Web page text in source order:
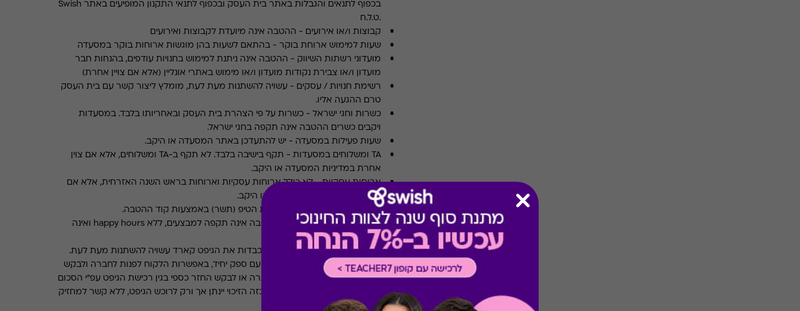
בכפוף לתנאים והגבלות באתר בית העסק ובכפוף לתנאי התקנון המופיעים באתר Swish
.ט.ל.ח
קבוצות ו/או אירועים - ההטבה אינה מיועדת לקבוצות ואירועים
שעות למימוש ארוחת בוקר -בהתאם לשעות בהן מוגשות ארוחות בוקר במסעדה
מועדוני רשתות השיווק - ההטבה אינה ניתנת למימוש בחנויות עודפים, בהנחות חבר
מועדון ו/או צבירת נקודות מועדון ו/או מימוש באתרי אונליין (אלא אם צויין אחרת)
רשימת חנויות / עסקים -עשויה להשתנות מעת לעת, מומלץ ליצור קשר עם בית העסק
טרם ההגעה אליו.
כשרות וחגי ישראל -כשרות על פי הצהרת בית העסק ובאחריותו בלבד. במסעדות
ויקבים כשרים ההטבה אינה תקפה בחגי ישראל.
שעות פעילות במסעדה -יש להתעדכן באתר המסעדה או היקב.
TA ומשלוחים במסעדות
-
תקף בישיבה בלבד. לא תקף ב-TA ומשלוחים, אלא אם צוין
אחרת במדיניות המסעדה או היקב.
ארוחות עסקיות-לא כולל ארוחות עסקיות וארוחות בראש השנה האזרחית, אלא אם
צוין אחרת במדיניות המסעדה או היקב.
תשלום תשר
לא ניתן לשלם את הטיפ (תשר) באמצעות קוד ההטבה.
מבצעים במסעדות/יקבים
ההטבה אינה תקפה למבצעים, ללא happy hours ואינה
כוללת 10% הנחה לתושבי אילת
* מבוהר כי רשימת הספקים המכבדות את הגיפט קארד עשויה להשתנות מעת לעת.
* במקרה של ירידת ספק מגיפט עם ספק יחיד, באפשרות הלקוח לפנות לחברה ולבקש
כרטיס חלופי ממגוון כרטיסי החברה או לבקש החזר כספי בגין רכישת הגיפט עפ"י הסכום
ששולם בפועל לחברה (במקרה כזה הזיכוי יינתן אך ורק לרוכש הגיפט, ללא קשר למחזיק
הגיפט בפועל).